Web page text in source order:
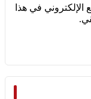
الإلكتروني في هذا